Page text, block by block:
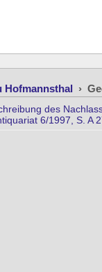
Hofmannsthal ›
des
6/1997, S. A